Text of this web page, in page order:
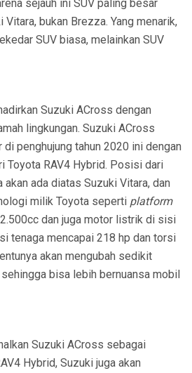
sejauh ini SUV paling besar
Vitara, bukan Brezza. Yang menarik,
SUV biasa, melainkan SUV
Suzuki ACross dengan
lingkungan. Suzuki ACross
penghujung tahun 2020 ini dengan
Toyota RAV4 Hybrid. Posisi dari
ada diatas Suzuki Vitara, dan
milik Toyota seperti platform
dan juga motor listrik di sisi
tenaga mencapai 218 hp dan torsi
akan mengubah sedikit
bisa lebih bernuansa mobil
Suzuki ACross sebagai
Hybrid, Suzuki juga akan